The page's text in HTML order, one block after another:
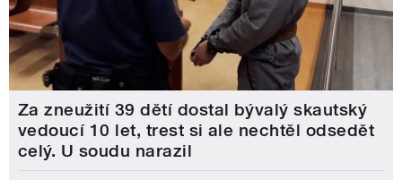
Za zneužití 39 dětí dostal bývalý skautský
vedoucí 10 let, trest si ale nechtěl odsedět
celý. U soudu narazil